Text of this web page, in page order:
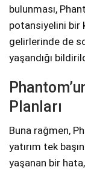
bulunması,
potansiyelini bir
gelirlerinde de
yaşandığı
Planları
Buna rağmen,
yatırım tek
yaşanan bir hata,